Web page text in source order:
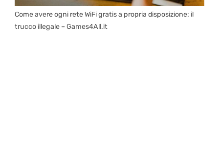
Come avere ogni rete WiFi gratis a propria disposizione: il
trucco illegale – Games4All.it